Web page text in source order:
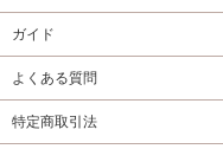
ガイド
よくある質問
特定商取引法